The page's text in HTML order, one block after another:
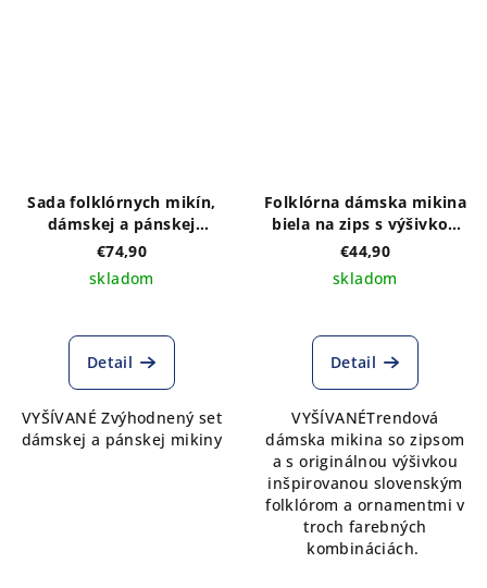
Sada folklórnych mikín,
dámskej a pánskej
tmavomodrej farby s
modrobielym vyšívaným
vzorom
€74,90
skladom
Detail
VYŠÍVANÉ Zvýhodnený set
dámskej a pánskej mikiny
Folklórna dámska mikina
biela na zips s výšivkou
na prednom a zadnom
diele vzor MONIKA- výber
z troch farebných
€44,90
skladom
Detail
VYŠÍVANÉTrendová
dámska mikina so zipsom
a s originálnou výšivkou
inšpirovanou slovenským
folklórom a ornamentmi v
troch farebných
kombináciách.